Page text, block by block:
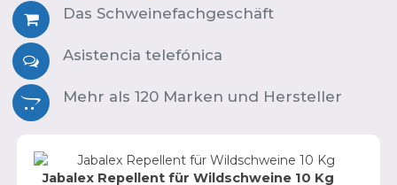
Das Schweinefachgeschäft
Asistencia telefónica
Mehr als 120 Marken und Hersteller
Jabalex Repellent für Wildschweine 10 Kg